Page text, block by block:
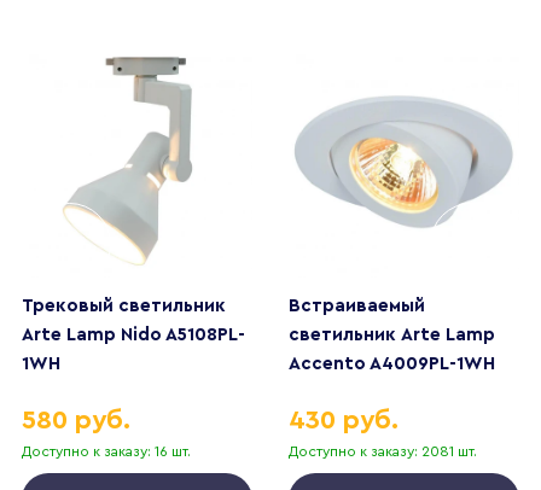
Трековый светильник
Arte Lamp Nido A5108PL-
1WH
Доступно к заказу: 16 шт.
580 руб.
Встраиваемый
светильник Arte Lamp
Accento A4009PL-1WH
Доступно к заказу: 2081 шт.
430 руб.